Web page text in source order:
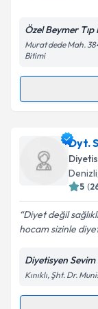
Kişisel
Özel Beymer Tıp
Murat dede Mah.
Bitimi
Dyt.
oluşturun.
takvim
Kişisel
Metni
Dyt.
Denizli
5 (
Diyet değil
hocam sizinle
Diyetisyen
Kınıklı, Şht. Dr.